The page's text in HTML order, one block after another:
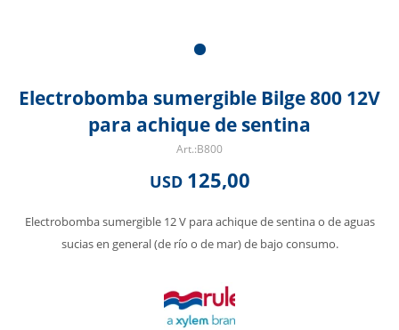
Electrobomba sumergible Bilge 800 12V
para achique de sentina
B800
USD 125,00
Electrobomba sumergible 12 V para achique de sentina o de aguas
sucias en general (de río o de mar) de bajo consumo.